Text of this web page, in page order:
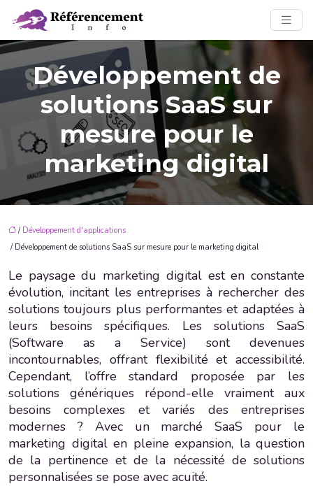
Développement de
solutions SaaS sur
mesure pour le
marketing digital
/ Développement d'applications
/ Développement de solutions SaaS sur mesure pour le marketing digital
Le paysage du marketing digital est en constante
évolution, incitant les entreprises à rechercher des
solutions toujours plus performantes et adaptées à
leurs besoins spécifiques. Les solutions SaaS
(Software as a Service) sont devenues
incontournables, offrant flexibilité et accessibilité.
Cependant, l’offre standard proposée par les
solutions génériques répond-elle vraiment aux
besoins complexes et variés des entreprises
modernes ? Avec un marché SaaS pour le
marketing digital en pleine expansion, la question
de la pertinence et de la nécessité de solutions
personnalisées se pose avec acuité.